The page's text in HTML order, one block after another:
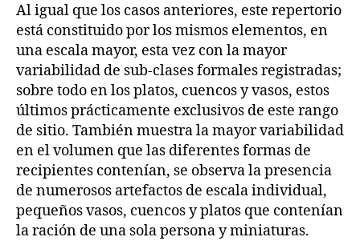
Al igual que los casos anteriores, este repertorio
está constituido por los mismos elementos, en
una escala mayor, esta vez con la mayor
variabilidad de sub-clases formales registradas;
sobre todo en los platos, cuencos y vasos, estos
últimos prácticamente exclusivos de este rango
de sitio. También muestra la mayor variabilidad
en el volumen que las diferentes formas de
recipientes contenían, se observa la presencia
de numerosos artefactos de escala individual,
pequeños vasos, cuencos y platos que contenían
la ración de una sola persona y miniaturas.